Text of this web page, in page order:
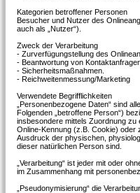
Kategorien betroffener Personen
Besucher und Nutzer des
auch als „Nutzer“).
Zweck der Verarbeitung
- Zurverfügungstellung des
- Beantwortung von
- Sicherheitsmaßnahmen.
- Reichweitenmessung/Marketing
Verwendete Begrifflichkeiten
„Personenbezogene Daten“ sind
Folgenden „betroffene Person“)
insbesondere mittels Zuordnung zu
Online-Kennung (z.B. Cookie) oder
Ausdruck der physischen,
dieser natürlichen Person sind.
„Verarbeitung“ ist jeder mit oder
im Zusammenhang mit
„Pseudonymisierung“ die